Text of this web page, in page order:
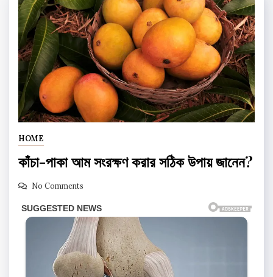
HOME
কাঁচা-পাকা আম সংরক্ষণ করার সঠিক উপায় জানেন?
No Comments